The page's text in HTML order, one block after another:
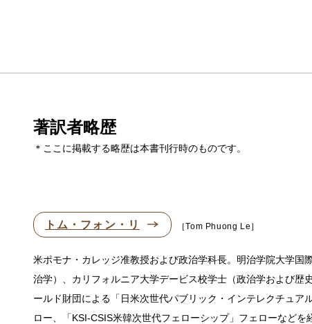
著訳者略歴
＊ここに掲載する略歴は本書刊行時のものです。
トム・フォン・リ Tom Phuong Le
米ポモナ・カレッジ准教授および政治学科長。明治学院大学
治学）、カリフォルニア大学デービス校学士（政治学および歴
ールド財団による「日米次世代パブリック・インテレクチュ
ロー、「KSI-CSIS米韓次世代フェローシップ」フェローなど